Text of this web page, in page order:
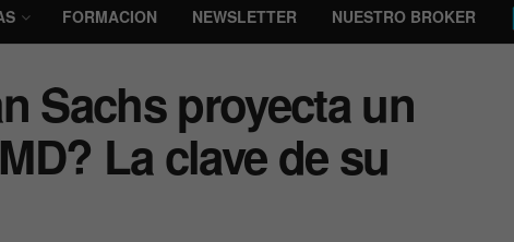
FORMACION NEWSLETTER NUESTRO BROKER
Sachs proyecta un
La clave de su